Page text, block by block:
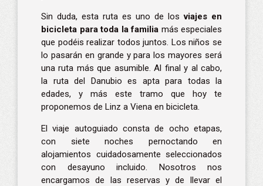
Sin duda, esta ruta es uno de losviajes en
bicicleta para toda la familia más especiales
que podéis realizar todos juntos. Los niños se
lo pasarán en grande y para los mayores será
una ruta más que asumible. Al final y al cabo,
la ruta del Danubio es apta para todas la
edades, y más este tramo que hoy te
proponemos de Linz a Viena en bicicleta.
El viaje autoguiado consta de ocho etapas,
con siete noches pernoctando en
alojamientos cuidadosamente seleccionados
con desayuno incluido. Nosotros nos
encargamos de las reservas y de llevar el